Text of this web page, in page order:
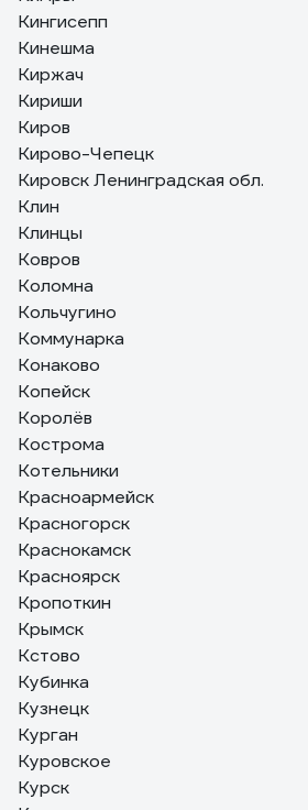
Кингисепп
Кинешма
Киржач
Кириши
Киров
Кирово-Чепецк
Кировск Ленинградская обл.
Клин
Клинцы
Ковров
Коломна
Кольчугино
Коммунарка
Конаково
Копейск
Королёв
Кострома
Котельники
Красноармейск
Красногорск
Краснокамск
Красноярск
Кропоткин
Крымск
Кстово
Кубинка
Кузнецк
Курган
Куровское
Курск